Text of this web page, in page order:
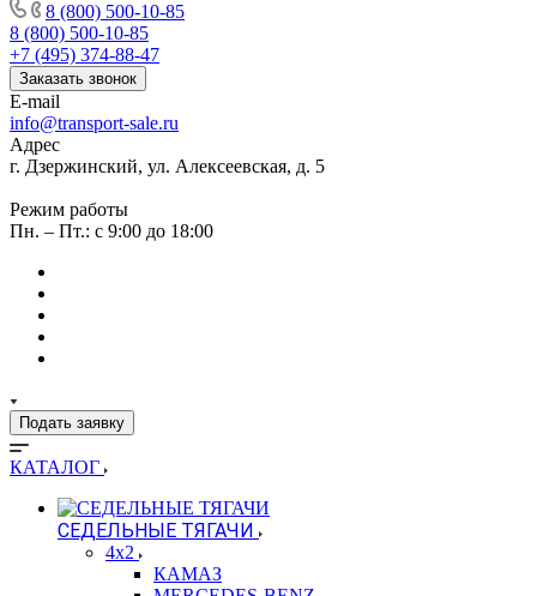
8 (800) 500-10-85
8 (800) 500-10-85
+7 (495) 374-88-47
Заказать звонок
E-mail
info@transport-sale.ru
Адрес
г. Дзержинский, ул. Алексеевская, д. 5
Режим работы
Пн. – Пт.: с 9:00 до 18:00
Подать заявку
КАТАЛОГ
СЕДЕЛЬНЫЕ ТЯГАЧИ
4x2
КАМАЗ